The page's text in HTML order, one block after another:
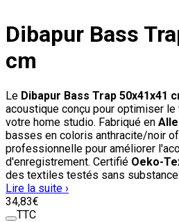
Dibapur Bass
cm
Le Dibapur Bass Trap 50x41x41
acoustique conçu pour optimiser
votre home studio. Fabriqué en
basses en coloris anthracite/noir
professionnelle pour améliorer
d'enregistrement. Certifié Oeko-
des textiles testés sans
Lire la suite ›
34,83€
TTC